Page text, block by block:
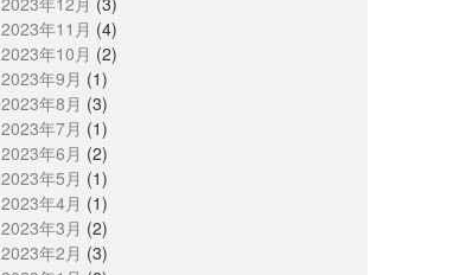
2023年11月 (4)
2023年10月 (2)
2023年9月 (1)
2023年8月 (3)
2023年7月 (1)
2023年6月 (2)
2023年5月 (1)
2023年4月 (1)
2023年3月 (2)
2023年2月 (3)